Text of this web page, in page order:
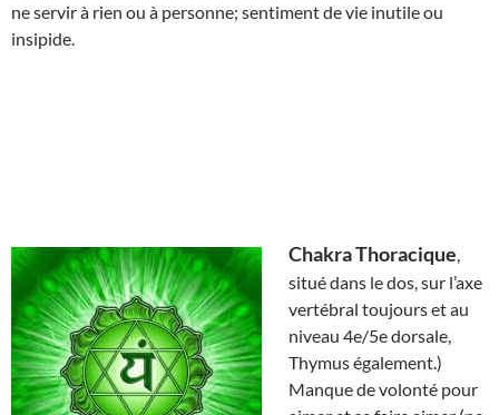
ne servir à rien ou à personne; sentiment de vie inutile ou
insipide.
Chakra Thoracique,
situé dans le dos, sur l’axe
vertébral toujours et au
niveau 4e/5e dorsale,
Thymus également.)
Manque de volonté pour